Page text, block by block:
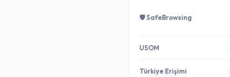
🛡️ SafeBrowsing
USOM
Türkiye Erişimi